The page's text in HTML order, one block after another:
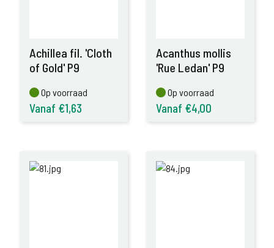
Achillea fil. 'Cloth
of Gold' P9
Op voorraad
Op voorraad
Vanaf €1,63
Acanthus mollis
'Rue Ledan' P9
Op voorraad
Op voorraad
Vanaf €4,00